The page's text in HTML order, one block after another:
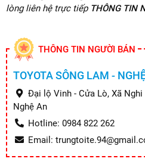
lòng liên hệ trực tiếp THÔNG TIN
THÔNG TIN NGƯỜI BÁN
TOYOTA SÔNG LAM -
Đại lộ Vinh - Cửa Lò, Xã
Nghệ An
Hotline: 0984 822 262
Email: